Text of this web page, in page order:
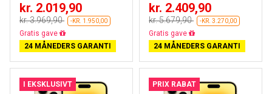
kr. 2.019,90
kr. 3.969,90 -KR. 1.950,00
Gratis fragt
24 MÅNEDERS GARANTI
kr. 2.409,90
kr. 5.679,90 -KR. 3.270,00
Gratis fragt
24 MÅNEDERS GARANTI
I EKSKLUSIVT PRIX RABAT